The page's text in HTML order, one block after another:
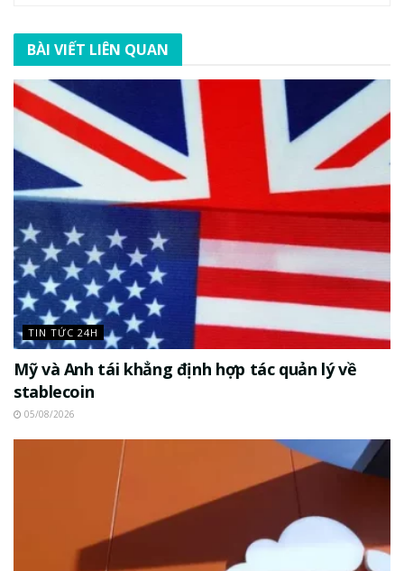
BÀI VIẾT LIÊN QUAN
TIN TỨC 24H
Mỹ và Anh tái khẳng định hợp tác quản lý về
stablecoin
05/08/2026